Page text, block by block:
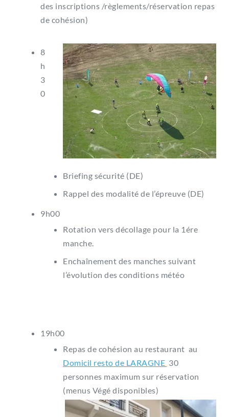
des inscriptions /règlements/réservation repas
de cohésion)
8
h
3
0
Briefing sécurité (DE)
Rappel des modalité de l’épreuve (DE)
9h00
Rotation vers décollage pour la 1ére
manche.
Enchaînement des manches suivant
l’évolution des conditions météo
19h00
Repas de cohésion au restaurant au
Domicil resto de LARAGNE 30
personnes maximum sur réservation
(menus Végé disponibles)